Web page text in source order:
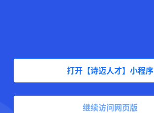
打开【诗迈人才】小程序
继续访问网页版